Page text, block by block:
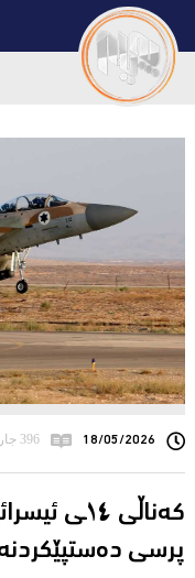
18/05/2026 396 جار خوێنراوەتەوە
کەناڵى
پرسى